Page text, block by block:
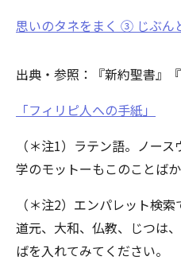
思いのタネをまく ③ じぶん
出典・参照：『新約聖書』
「フィリピ人への手紙」
（＊注1）ラテン語。ノー
学のモットーもこのことばか
（＊注2）エンパレット検
道元、大和、仏教、じつは
ばを入れてみてください。